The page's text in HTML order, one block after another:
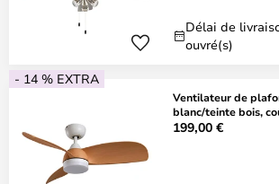
Délai de
ouvré(s)
- 14 % EXTRA
Ventilateur de
blanc/teinte bois,
silencieux
199,00 €